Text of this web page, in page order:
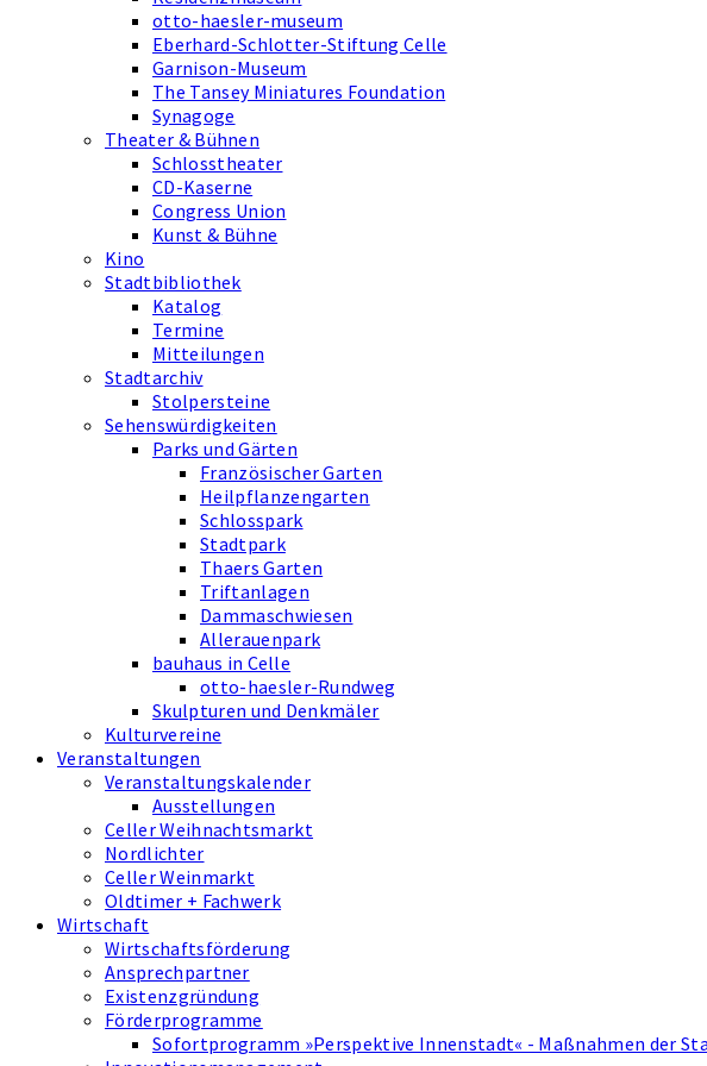
otto-haesler-museum
Eberhard-Schlotter-Stiftung Celle
Garnison-Museum
The Tansey Miniatures Foundation
Synagoge
Theater & Bühnen
Schlosstheater
CD-Kaserne
Congress Union
Kunst & Bühne
Kino
Stadtbibliothek
Katalog
Termine
Mitteilungen
Stadtarchiv
Stolpersteine
Sehenswürdigkeiten
Parks und Gärten
Französischer Garten
Heilpflanzengarten
Schlosspark
Stadtpark
Thaers Garten
Triftanlagen
Dammaschwiesen
Allerauenpark
bauhaus in Celle
otto-haesler-Rundweg
Skulpturen und Denkmäler
Kulturvereine
Veranstaltungen
Veranstaltungskalender
Ausstellungen
Celler Weihnachtsmarkt
Nordlichter
Celler Weinmarkt
Oldtimer + Fachwerk
Wirtschaft
Wirtschaftsförderung
Ansprechpartner
Existenzgründung
Förderprogramme
Sofortprogramm »Perspektive Innenstadt« - Maßnahmen der